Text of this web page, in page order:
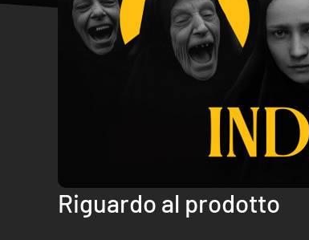
Riguardo al prodotto